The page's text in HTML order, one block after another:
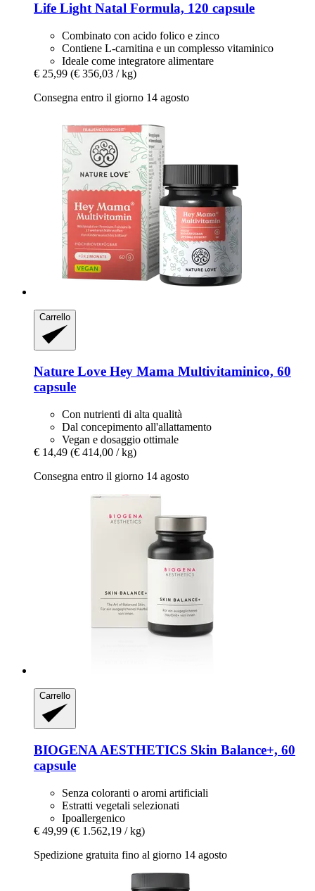
Life Light Natal Formula, 120 capsule
Combinato con acido folico e zinco
Contiene L-carnitina e un complesso vitaminico
Ideale come integratore alimentare
€ 25,99 (€ 356,03 / kg)
Consegna entro il giorno 14 agosto
Carrello
Nature Love Hey Mama Multivitaminico, 60
capsule
Con nutrienti di alta qualità
Dal concepimento all'allattamento
Vegan e dosaggio ottimale
€ 14,49 (€ 414,00 / kg)
Consegna entro il giorno 14 agosto
Carrello
BIOGENA AESTHETICS Skin Balance+, 60
capsule
Senza coloranti o aromi artificiali
Estratti vegetali selezionati
Ipoallergenico
€ 49,99 (€ 1.562,19 / kg)
Spedizione gratuita fino al giorno 14 agosto